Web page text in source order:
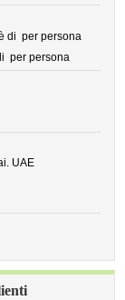
di per persona
per persona
UAE